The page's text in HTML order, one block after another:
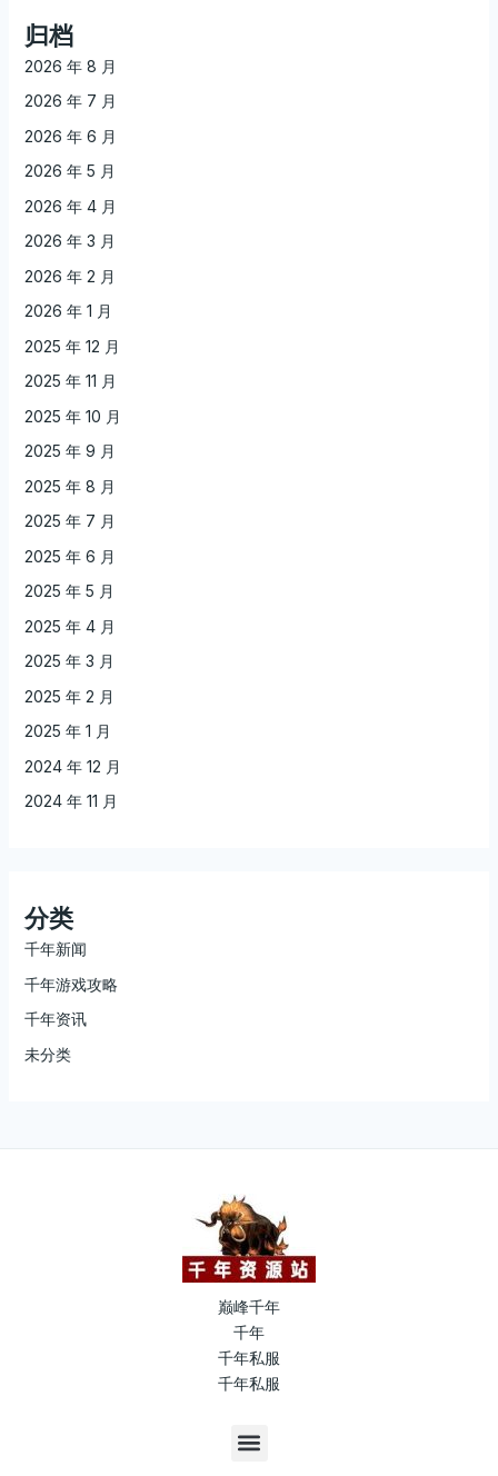
归档
2026 年 8 月
2026 年 7 月
2026 年 6 月
2026 年 5 月
2026 年 4 月
2026 年 3 月
2026 年 2 月
2026 年 1 月
2025 年 12 月
2025 年 11 月
2025 年 10 月
2025 年 9 月
2025 年 8 月
2025 年 7 月
2025 年 6 月
2025 年 5 月
2025 年 4 月
2025 年 3 月
2025 年 2 月
2025 年 1 月
2024 年 12 月
2024 年 11 月
分类
千年新闻
千年游戏攻略
千年资讯
未分类
巅峰千年
千年
千年私服
千年私服
M
e